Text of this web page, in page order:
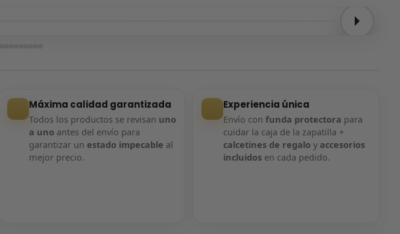
Máxima calidad garantizada
Todos los productos se revisan uno
a uno antes del envío para
garantizar un estado impecable al
mejor precio.
Experiencia única
Envío confunda protectora para
cuidar la caja de la zapatilla +
calcetines de regalo y accesorios
incluidos en cada pedido.